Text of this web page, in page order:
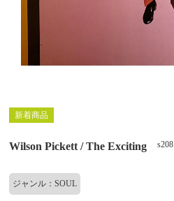
新着商品
Wilson Pickett / The Exciting s208
ジャンル：SOUL